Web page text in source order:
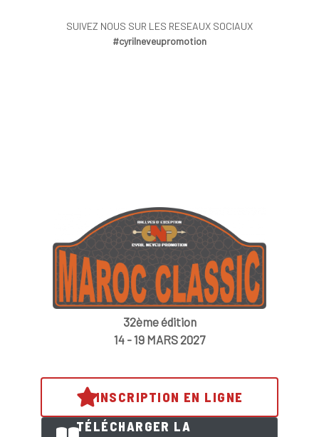
SUIVEZ NOUS SUR LES RESEAUX SOCIAUX
#cyrilneveupromotion
32ème édition
14 - 19 MARS 2027
INSCRIPTION EN LIGNE
TÉLÉCHARGER LA